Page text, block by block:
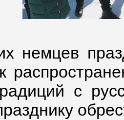
немцев
с